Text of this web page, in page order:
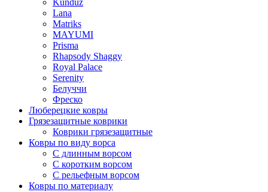
Kunduz
Lana
Matriks
MAYUMI
Prisma
Rhapsody Shaggy
Royal Palace
Serenity
Белуччи
Фреско
Люберецкие ковры
Грязезащитные коврики
Коврики грязезащитные
Ковры по виду ворса
С длинным ворсом
С коротким ворсом
С рельефным ворсом
Ковры по материалу